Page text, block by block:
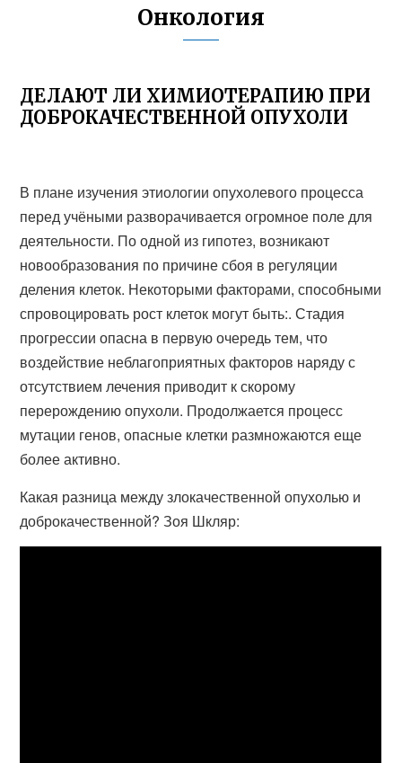
Онкология
ДЕЛАЮТ ЛИ ХИМИОТЕРАПИЮ ПРИ
ДОБРОКАЧЕСТВЕННОЙ ОПУХОЛИ
В плане изучения этиологии опухолевого процесса
перед учёными разворачивается огромное поле для
деятельности. По одной из гипотез, возникают
новообразования по причине сбоя в регуляции
деления клеток. Некоторыми факторами, способными
спровоцировать рост клеток могут быть:. Стадия
прогрессии опасна в первую очередь тем, что
воздействие неблагоприятных факторов наряду с
отсутствием лечения приводит к скорому
перерождению опухоли. Продолжается процесс
мутации генов, опасные клетки размножаются еще
более активно.
Какая разница между злокачественной опухолью и
доброкачественной? Зоя Шкляр: